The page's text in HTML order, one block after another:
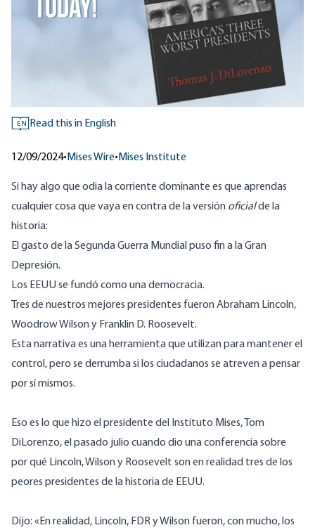
EN Read this in English
12/09/2024• Mises Wire• Mises Institute
Si hay algo que odia la corriente dominante es que aprendas
cualquier cosa que vaya en contra de la versión oficialde la
historia:
El gasto de la Segunda Guerra Mundial puso fin a la Gran
Depresión.
Los EEUU se fundó como una democracia.
Tres de nuestros mejores presidentes fueron Abraham Lincoln,
Woodrow Wilson y Franklin D. Roosevelt.
Esta narrativa es una herramienta que utilizan para mantener el
control, pero se derrumba si los ciudadanos se atreven a pensar
por sí mismos.
Eso es lo que hizo el presidente del Instituto Mises, Tom
DiLorenzo, el pasado julio cuando dio una conferencia sobre
por qué Lincoln, Wilson y Roosevelt son en realidad tres de los
peores presidentes de la historia de EEUU.
Dijo: «En realidad, Lincoln, FDR y Wilson fueron, con mucho, los